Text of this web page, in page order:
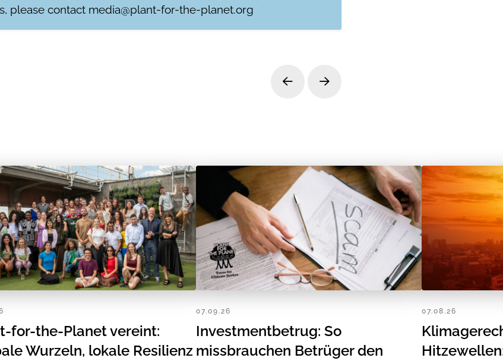
please contact media@plant-for-the-planet.org
Prev Next
for-the-Planet vereint:
Wurzeln, lokale Resilienz
07.09.26
Investmentbetrug: So
missbrauchen Betrüger den
07.08.26